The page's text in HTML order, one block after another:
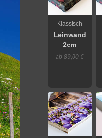
Klassisch
Leinwand
2cm
ab 89,00 €